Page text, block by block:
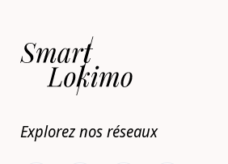
Explorez nos réseaux